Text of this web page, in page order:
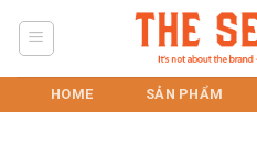
HOME SẢN PHẨM